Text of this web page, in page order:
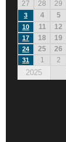
27
28 29
3 4 5
10 11 12
17 18 19
24 25 26
31 1 2
2025